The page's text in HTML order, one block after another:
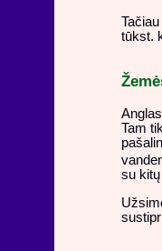
tūkst.
Tam
su